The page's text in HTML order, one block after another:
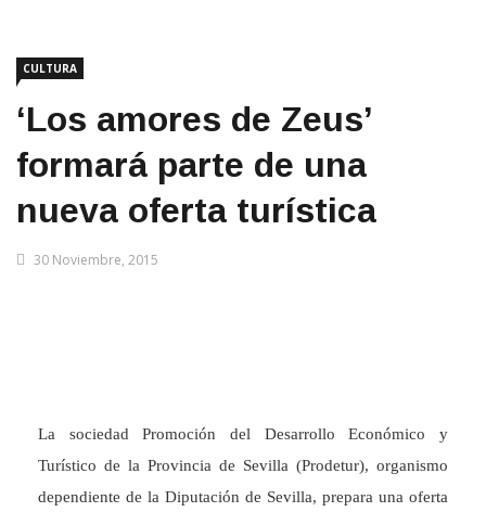
CULTURA
‘Los amores de Zeus’
formará parte de una
nueva oferta turística
30 Noviembre, 2015
La sociedad Promoción del Desarrollo Económico y
Turístico de la Provincia de Sevilla (Prodetur), organismo
dependiente de la Diputación de Sevilla, prepara una oferta